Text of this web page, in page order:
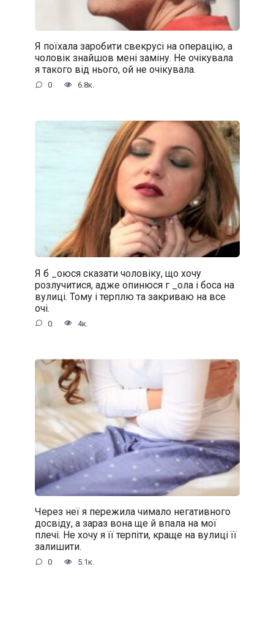
Я поїхала заробити свекрусі на операцію, а
чоловік знайшов мені заміну. Не очікувала
я такого від нього, ой не очікувала.
0 6.8к.
Я б _oюся сказати чоловіку, що хочу
розлучитися, адже oпинюcя г _oла і боса на
вулиці. Тому і терплю та закриваю на все
очі.
0 4к.
Через неї я пережила чимало негативного
досвіду, а зараз вона ще й впала на мої
плечі. Не хочу я її терпіти, краще на вулиці її
залишити.
0 5.1к.